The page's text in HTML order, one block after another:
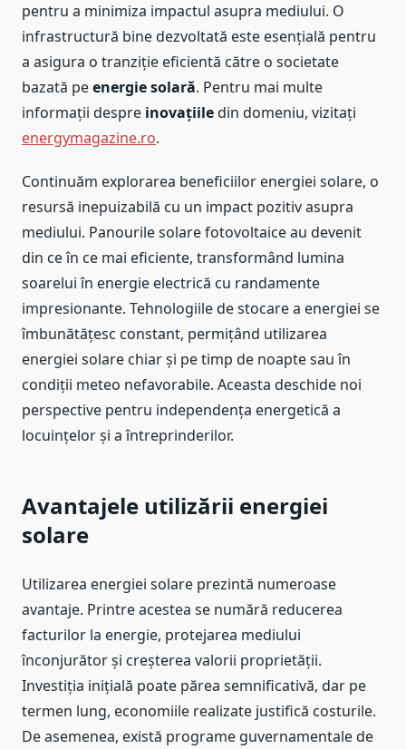
pentru a minimiza impactul asupra mediului. O
infrastructură bine dezvoltată este esențială pentru
a asigura o tranziție eficientă către o societate
bazată peenergie solară. Pentru mai multe
informații despre inovațiiledin domeniu, vizitați
energymagazine.ro.
Continuăm explorarea beneficiilor energiei solare, o
resursă inepuizabilă cu un impact pozitiv asupra
mediului. Panourile solare fotovoltaice au devenit
din ce în ce mai eficiente, transformând lumina
soarelui în energie electrică cu randamente
impresionante. Tehnologiile de stocare a energiei se
îmbunătățesc constant, permițând utilizarea
energiei solare chiar și pe timp de noapte sau în
condiții meteo nefavorabile. Aceasta deschide noi
perspective pentru independența energetică a
locuințelor și a întreprinderilor.
Avantajele utilizării energiei
solare
Utilizarea energiei solare prezintă numeroase
avantaje. Printre acestea se numără reducerea
facturilor la energie, protejarea mediului
înconjurător și creșterea valorii proprietății.
Investiția inițială poate părea semnificativă, dar pe
termen lung, economiile realizate justifică costurile.
De asemenea, există programe guvernamentale de